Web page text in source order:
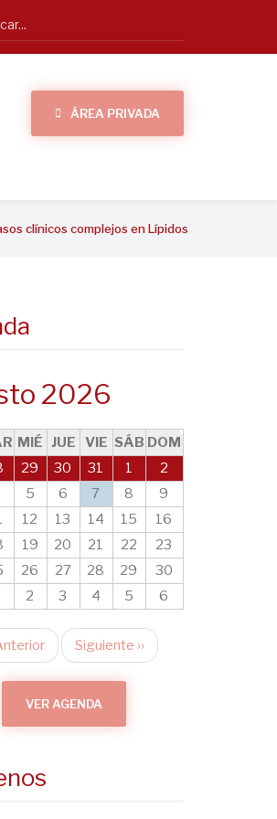
ÁREA PRIVADA
clínicos complejos en Lípidos
2026
MIÉ JUE VIE SÁB DOM
29 30 31 1
2
5 6 7 8
9
12 13 14 15
16
19 20 21 22
23
26 27 28 29
30
2 3 4 5 6
Siguiente ››
VER AGENDA